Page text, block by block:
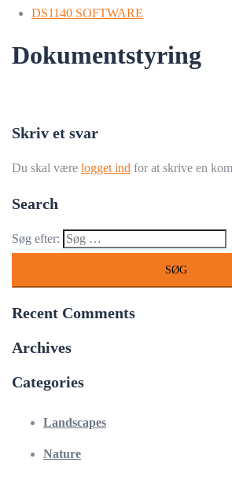
DS1140 SOFTWARE
Dokumentstyring
Skriv et svar
Du skal være logget ind for at skrive en
Search
Søg efter:
Recent Comments
Archives
Categories
Landscapes
Nature